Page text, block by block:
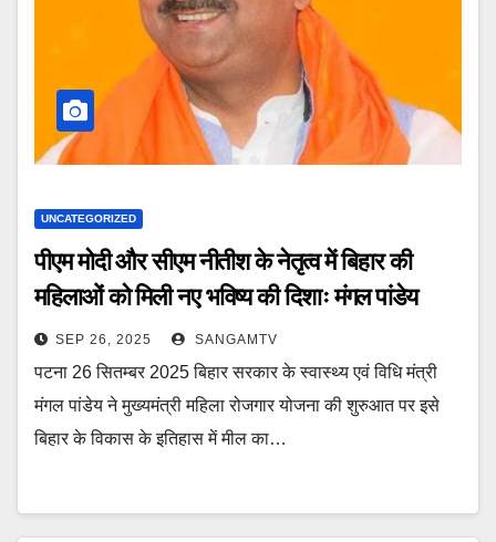
UNCATEGORIZED
पीएम मोदी और सीएम नीतीश के नेतृत्व में बिहार की
महिलाओं को मिली नए भविष्य की दिशाः मंगल पांडेय
SEP 26, 2025 SANGAMTV
पटना 26 सितम्बर 2025 बिहार सरकार के स्वास्थ्य एवं विधि मंत्री
मंगल पांडेय ने मुख्यमंत्री महिला रोजगार योजना की शुरुआत पर इसे
बिहार के विकास के इतिहास में मील का…